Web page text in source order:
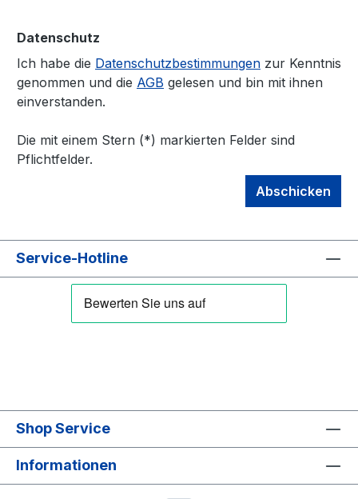
Datenschutz
Ich habe die Datenschutzbestimmungen zur Kenntnis
genommen und die AGB gelesen und bin mit ihnen
einverstanden.
Die mit einem Stern (*) markierten Felder sind
Pflichtfelder.
Abschicken
Service-Hotline
Shop Service
Informationen